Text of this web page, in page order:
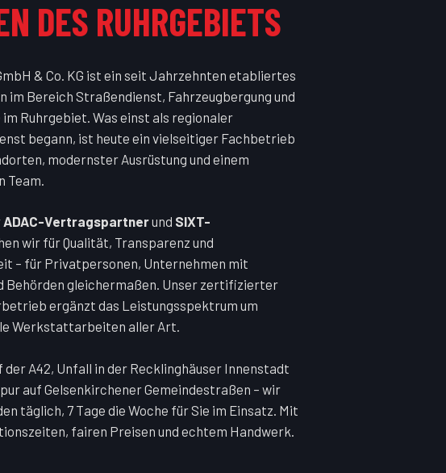
DES RUHRGEBIETS
& Co. KG ist ein seit Jahrzehnten etabliertes
im Bereich Straßendienst, Fahrzeugbergung und
Ruhrgebiet. Was einst als regionaler
begann, ist heute ein vielseitiger Fachbetrieb
modernster Ausrüstung und einem
Team.
ADAC-Vertragspartnerund SIXT-
wir für Qualität, Transparenz und
– für Privatpersonen, Unternehmen mit
Behörden gleichermaßen. Unser zertifizierter
ergänzt das Leistungsspektrum um
Werkstattarbeiten aller Art.
der A42, Unfall in der Recklinghäuser Innenstadt
auf Gelsenkirchener Gemeindestraßen – wir
täglich, 7 Tage die Woche für Sie im Einsatz. Mit
fairen Preisen und echtem Handwerk.